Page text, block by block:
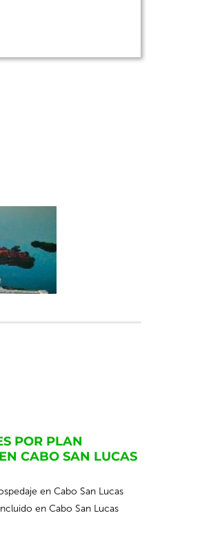
POR PLAN
CABO SAN LUCAS
en Cabo San Lucas
en Cabo San Lucas